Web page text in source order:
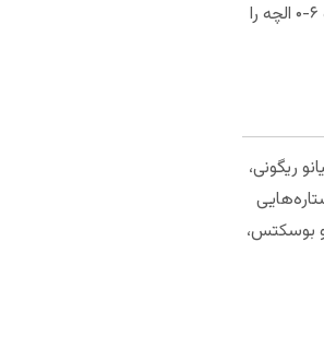
هیچکدام از این مسابقات نتوانسته دروازه بارسلونا را باز کند. آخرین باری که بارسلونا در یک بازی رسمی به این زمین آمد، موفق شد با نتیجه ۶-۰ الچه را
ریگونی،
بوسکتس،